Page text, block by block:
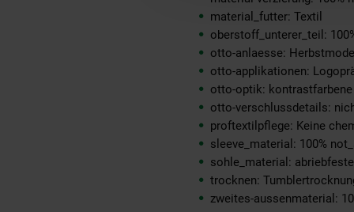
material_futter: Textil
oberstoff_unterer_teil:
otto-anlaesse:
otto-applikationen:
otto-optik:
otto-verschlussdetails:
proftextilpflege: Keine
sleeve_material: 100%
sohle_material:
trocknen:
zweites-aussenmaterial: